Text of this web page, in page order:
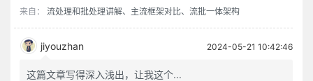
来自： 流处理和批处理讲解、主流框架对比、流批一体架构
jiyouzhan 2024-05-21 10:42:46
这篇文章写得深入浅出，让我这个...